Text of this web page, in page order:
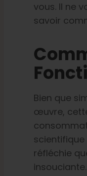
vous. Il ne
savoir
Bien que
œuvre,
scientifique
réfléchie
insouciante.